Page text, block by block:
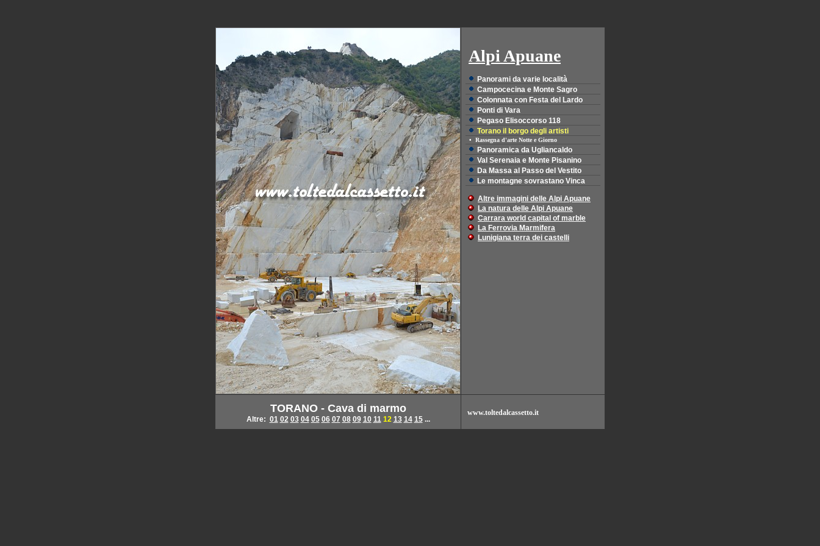
Alpi Apuane
Panorami da varie località
Campocecina e Monte Sagro
Colonnata con Festa del Lardo
Ponti di Vara
Pegaso Elisoccorso 118
Torano il borgo degli artisti
• Rassegna d'arte Notte e Giorno
Panoramica da Ugliancaldo
Val Serenaia e Monte Pisanino
Da Massa al Passo del Vestito
Le montagne sovrastano Vinca
Altre immagini delle Alpi Apuane
La natura delle Alpi Apuane
Carrara world capital of marble
La Ferrovia Marmifera
Lunigiana terra dei castelli
TORANO - Cava di marmo
Altre: 01 02 03 04 05 06 07 08 09 10 11 12 13 14 15...
www.toltedalcassetto.it